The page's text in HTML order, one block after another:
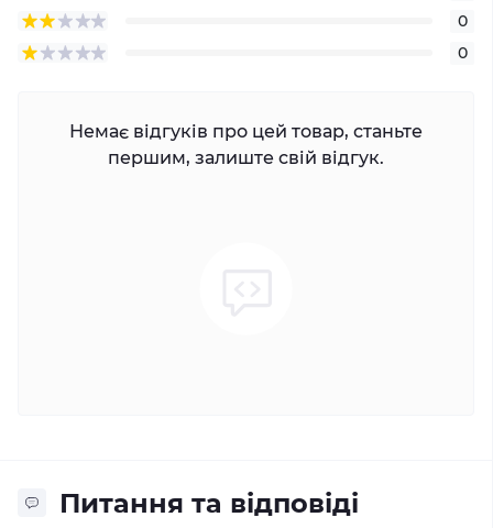
0
0
Немає відгуків про цей товар, станьте
першим, залиште свій відгук.
Питання та відповіді